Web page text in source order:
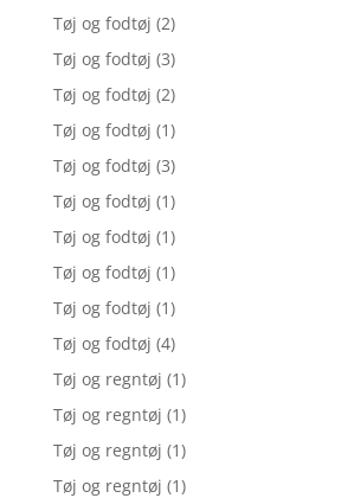
Tøj og fodtøj (2)
Tøj og fodtøj (3)
Tøj og fodtøj (2)
Tøj og fodtøj (1)
Tøj og fodtøj (3)
Tøj og fodtøj (1)
Tøj og fodtøj (1)
Tøj og fodtøj (1)
Tøj og fodtøj (1)
Tøj og fodtøj (4)
Tøj og regntøj (1)
Tøj og regntøj (1)
Tøj og regntøj (1)
Tøj og regntøj (1)